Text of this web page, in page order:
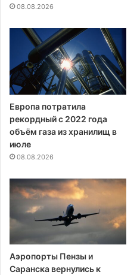
08.08.2026
Европа потратила
рекордный с 2022 года
объём газа из хранилищ в
июле
08.08.2026
Аэропорты Пензы и
Саранска вернулись к